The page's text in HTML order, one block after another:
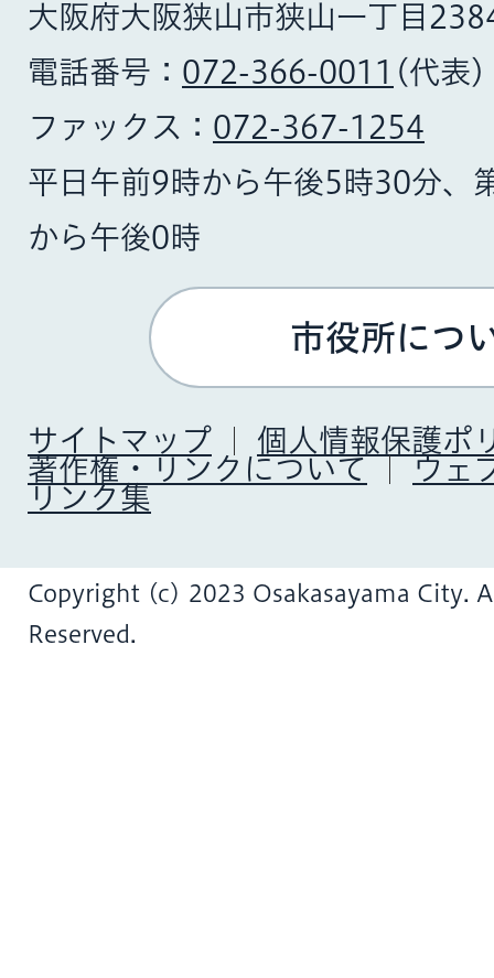
大阪府大阪狭山市狭山一丁目
電話番号： 072-366-0011 (代表)
ファックス： 072-367-1254
平日午前9時から午後5時30分、
から午後0時
市役所につ
サイトマップ
個人情報保護ポ
著作権・リンクについて
ウェ
リンク集
Copyright (c) 2023 Osakasayama City.
Reserved.